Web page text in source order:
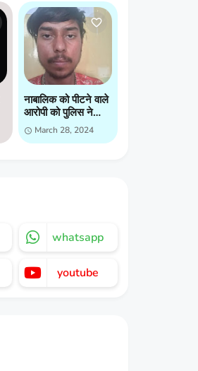
नाबालिक को पीटने वाले
आरोपी को पुलिस ने
किया गिरप्तार
March 28, 2024
whatsapp
youtube